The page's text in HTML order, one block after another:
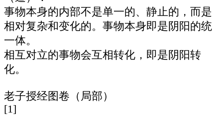
事物本身的内部不是单一的、静止的，而是
相对复杂和变化的。事物本身即是阴阳的统
一体。
相互对立的事物会互相转化，即是阴阳转
化。
老子授经图卷（局部）
[1]